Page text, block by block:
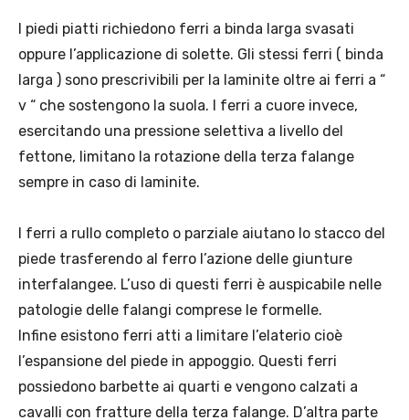
I piedi piatti richiedono ferri a binda larga svasati
oppure l’applicazione di solette. Gli stessi ferri ( binda
larga ) sono prescrivibili per la laminite oltre ai ferri a “
v “ che sostengono la suola. I ferri a cuore invece,
esercitando una pressione selettiva a livello del
fettone, limitano la rotazione della terza falange
sempre in caso di laminite.
I ferri a rullo completo o parziale aiutano lo stacco del
piede trasferendo al ferro l’azione delle giunture
interfalangee. L’uso di questi ferri è auspicabile nelle
patologie delle falangi comprese le formelle.
Infine esistono ferri atti a limitare l’elaterio cioè
l’espansione del piede in appoggio. Questi ferri
possiedono barbette ai quarti e vengono calzati a
cavalli con fratture della terza falange. D’altra parte